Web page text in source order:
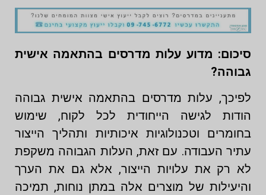
סיכום: מדוע עלות מדרסים בהתאמה אישית
גבוהה?
לפיכך, עלות מדרסים בהתאמה אישית גבוהה
הודות לגישה הייחודית לכל לקוח, שימוש
בחומרים וטכנולוגיות איכותיות ותהליך הייצור
עתיר העבודה. עם זאת, העלות הגבוהה משקפת
לא רק את עלויות הייצור, אלא גם את הערך
והיעילות של מוצרים אלה במתן נוחות, תמיכה